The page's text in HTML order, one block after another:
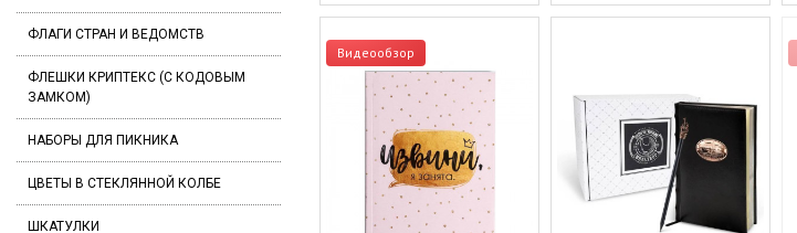
ФЛАГИ СТРАН И ВЕДОМСТВ
ФЛЕШКИ КРИПТЕКС (С КОДОВЫМ
ЗАМКОМ)
НАБОРЫ ДЛЯ ПИКНИКА
ЦВЕТЫ В СТЕКЛЯННОЙ КОЛБЕ
ШКАТУЛКИ
Видеообзор